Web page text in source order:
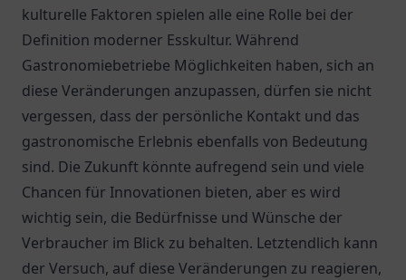
kulturelle Faktoren spielen alle eine Rolle bei der
Definition moderner Esskultur. Während
Gastronomiebetriebe Möglichkeiten haben, sich an
diese Veränderungen anzupassen, dürfen sie nicht
vergessen, dass der persönliche Kontakt und das
gastronomische Erlebnis ebenfalls von Bedeutung
sind. Die Zukunft könnte aufregend sein und viele
Chancen für Innovationen bieten, aber es wird
wichtig sein, die Bedürfnisse und Wünsche der
Verbraucher im Blick zu behalten. Letztendlich kann
der Versuch, auf diese Veränderungen zu reagieren,